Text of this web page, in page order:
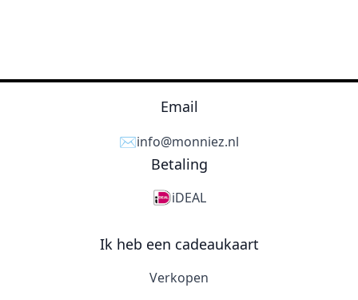
Email
✉️info@monniez.nl
Betaling
iDEAL
Ik heb een cadeaukaart
Verkopen